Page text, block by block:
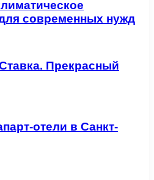
современных нужд
Прекрасный
отели в Санкт-